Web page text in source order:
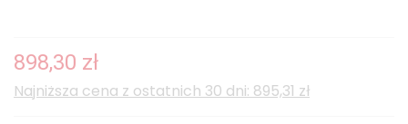
898,30 zł
Najniższa cena z ostatnich 30 dni: 895,31 zł